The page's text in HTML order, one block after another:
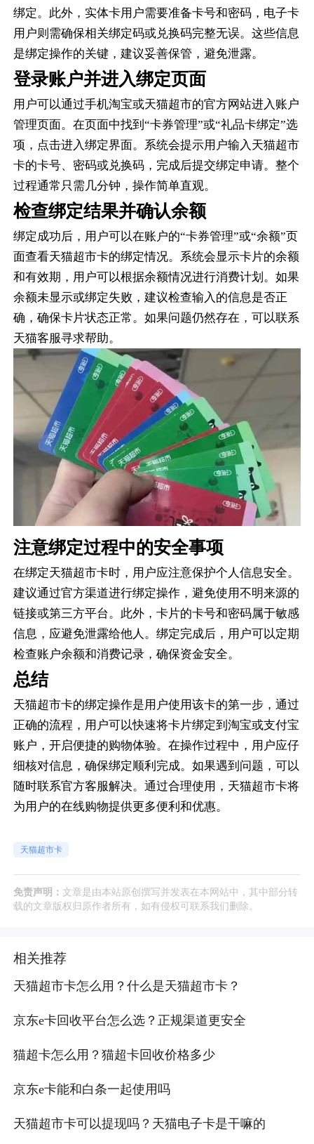
绑定。此外，实体卡用户需要准备卡号和密码，电子卡
用户则需确保相关绑定码或兑换码完整无误。这些信息
是绑定操作的关键，建议妥善保管，避免泄露。
登录账户并进入绑定页面
用户可以通过手机淘宝或天猫超市的官方网站进入账户
管理页面。在页面中找到“卡券管理”或“礼品卡绑定”选
项，点击进入绑定界面。系统会提示用户输入天猫超市
卡的卡号、密码或兑换码，完成后提交绑定申请。整个
过程通常只需几分钟，操作简单直观。
检查绑定结果并确认余额
绑定成功后，用户可以在账户的“卡券管理”或“余额”页
面查看天猫超市卡的绑定情况。系统会显示卡片的余额
和有效期，用户可以根据余额情况进行消费计划。如果
余额未显示或绑定失败，建议检查输入的信息是否正
确，确保卡片状态正常。如果问题仍然存在，可以联系
天猫客服寻求帮助。
注意绑定过程中的安全事项
在绑定天猫超市卡时，用户应注意保护个人信息安全。
建议通过官方渠道进行绑定操作，避免使用不明来源的
链接或第三方平台。此外，卡片的卡号和密码属于敏感
信息，应避免泄露给他人。绑定完成后，用户可以定期
检查账户余额和消费记录，确保资金安全。
总结
天猫超市卡的绑定操作是用户使用该卡的第一步，通过
正确的流程，用户可以快速将卡片绑定到淘宝或支付宝
账户，开启便捷的购物体验。在操作过程中，用户应仔
细核对信息，确保绑定顺利完成。如果遇到问题，可以
随时联系官方客服解决。通过合理使用，天猫超市卡将
为用户的在线购物提供更多便利和优惠。
天猫超市卡
免责声明： 文章是由本站原创撰写并发表在本网站中，其中部分转
载的文章版权归原作者所有，如有侵权可联系我们删除。
相关推荐
天猫超市卡怎么用？什么是天猫超市卡？
京东e卡回收平台怎么选？正规渠道更安全
猫超卡怎么用？猫超卡回收价格多少
京东e卡能和白条一起使用吗
天猫超市卡可以提现吗？天猫电子卡是干嘛的